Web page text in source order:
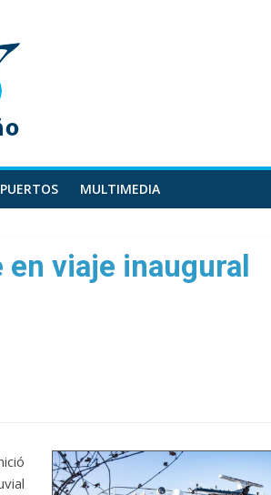
PUERTOS MULTIMEDIA
viaje inaugural